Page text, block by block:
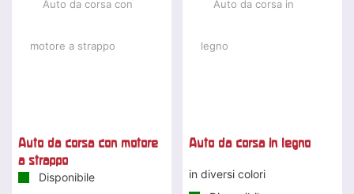
Auto da corsa con motore
a strappo
Disponibile
Auto da corsa in legno
in diversi colori